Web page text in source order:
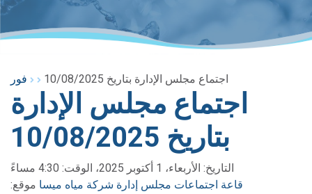
فور اجتماع مجلس الإدارة بتاريخ 10/08/2025
اجتماع مجلس الإدارة
بتاريخ 10/08/2025
التاريخ: الأربعاء، 1 أكتوبر 2025، الوقت: 4:30 مساءً
موقع: قاعة اجتماعات مجلس إدارة شركة مياه ميسا